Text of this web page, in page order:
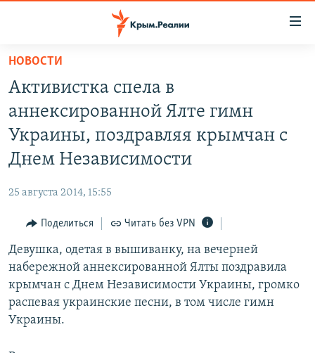
Вернуться
основному
содержанию
Вернутся
главной
Вернутся
поиску
КАРТА ВОЕННЫХ ОБЪЕКТОВ КРЫМА
ВОДА
ИСТОРИЯ
ИНТЕРАКТИВ
ИНФОГРАФИКА
ТЕЛЕПРОЕКТ КРЫМ.РЕАЛИИ
СОВЕТЫ ПРАВОЗАЩИТНИКОВ
ПРОПАВШИЕ БЕЗ ВЕСТИ
ПОБЕДИТЕЛЕЙ НЕ СУДЯТ?
РАДІО СВОБОДА
КАК ОБОЙТИ БЛОКИРОВКУ
Українською
Qırımtatar
ПРИСОЕДИНЯЙТЕСЬ!
НОВОСТИ
Активистка спела в
аннексированной Ялте гимн
Украины, поздравляя крымчан с
Днем Независимости
25 августа 2014, 15:55
Поделиться Читать без VPN
Девушка, одетая в вышиванку, на вечерней
набережной аннексированной Ялты поздравила
крымчан с Днем Независимости Украины, громко
распевая украинские песни, в том числе гимн
Украины.